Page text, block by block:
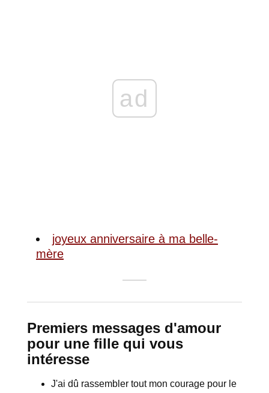
ad
joyeux anniversaire à ma belle-
mère
Premiers messages d'amour
pour une fille qui vous
intéresse
J'ai dû rassembler tout mon courage pour le